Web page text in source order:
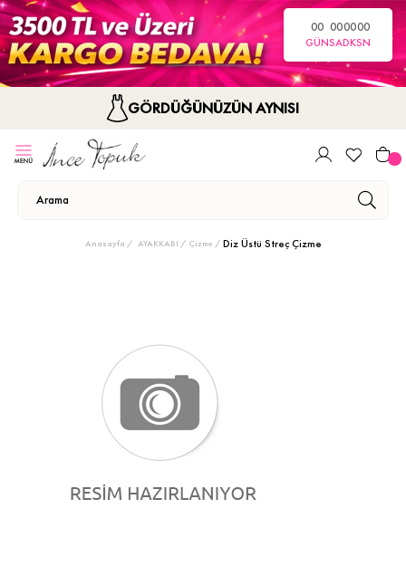
00
GÜN
00
SA
00
DK
00
SN
GÖRDÜĞÜNÜZÜN AYNISI
Anasayfa AYAKKABI Çizme Diz Üstü Streç Çizme